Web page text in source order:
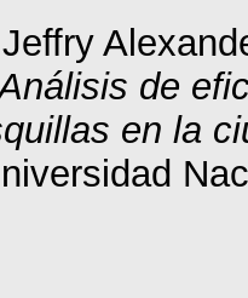
de
en la